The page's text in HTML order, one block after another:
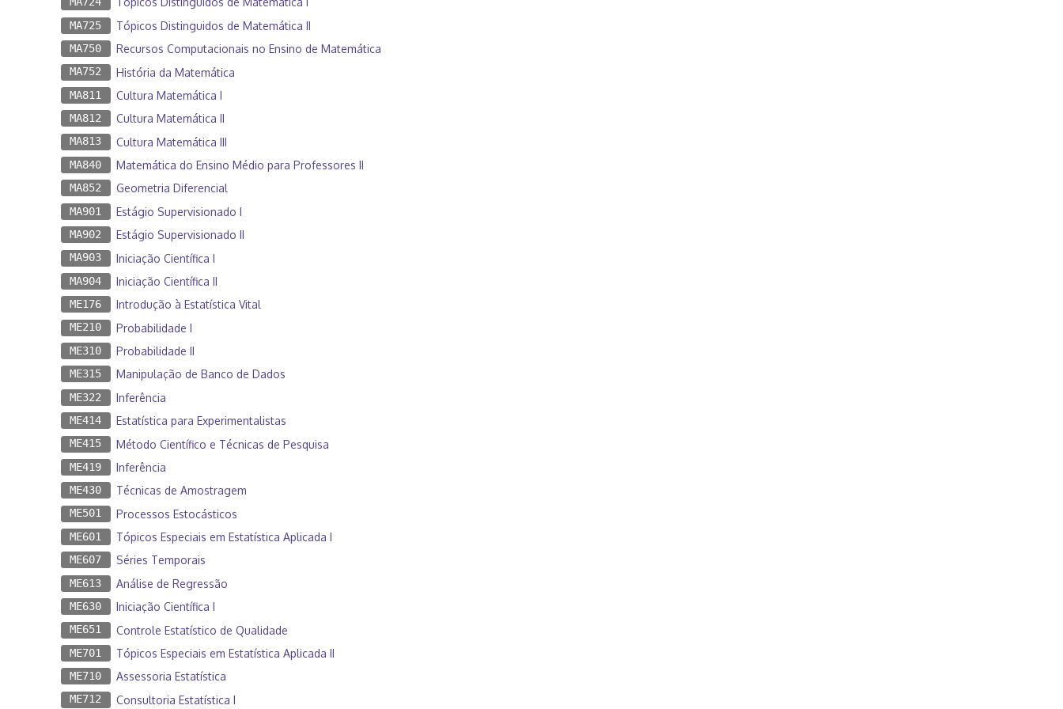
MA725 Tópicos Distinguidos de Matemática II
MA750 Recursos Computacionais no Ensino de Matemática
MA752 História da Matemática
MA811 Cultura Matemática I
MA812 Cultura Matemática II
MA813 Cultura Matemática III
MA840 Matemática do Ensino Médio para Professores II
MA852 Geometria Diferencial
MA901 Estágio Supervisionado I
MA902 Estágio Supervisionado II
MA903 Iniciação Científica I
MA904 Iniciação Científica II
ME176 Introdução à Estatística Vital
ME210 Probabilidade I
ME310 Probabilidade II
ME315 Manipulação de Banco de Dados
ME322 Inferência
ME414 Estatística para Experimentalistas
ME415 Método Científico e Técnicas de Pesquisa
ME419 Inferência
ME430 Técnicas de Amostragem
ME501 Processos Estocásticos
ME601 Tópicos Especiais em Estatística Aplicada I
ME607 Séries Temporais
ME613 Análise de Regressão
ME630 Iniciação Científica I
ME651 Controle Estatístico de Qualidade
ME701 Tópicos Especiais em Estatística Aplicada II
ME710 Assessoria Estatística
ME712 Consultoria Estatística I